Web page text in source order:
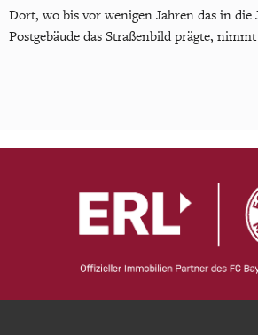
Dort, wo bis vor wenigen Jahren das in die
Postgebäude das Straßenbild prägte,